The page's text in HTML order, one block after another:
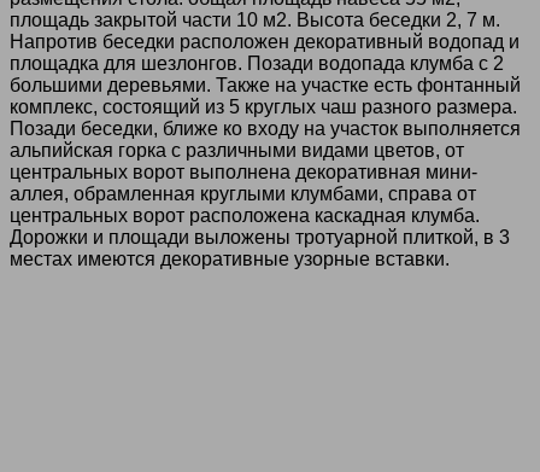
площадь закрытой части 10 м2. Высота беседки 2, 7 м.
Напротив беседки расположен декоративный водопад и
площадка для шезлонгов. Позади водопада клумба с 2
большими деревьями. Также на участке есть фонтанный
комплекс, состоящий из 5 круглых чаш разного размера.
Позади беседки, ближе ко входу на участок выполняется
альпийская горка с различными видами цветов, от
центральных ворот выполнена декоративная мини-
аллея, обрамленная круглыми клумбами, справа от
центральных ворот расположена каскадная клумба.
Дорожки и площади выложены тротуарной плиткой, в 3
местах имеются декоративные узорные вставки.